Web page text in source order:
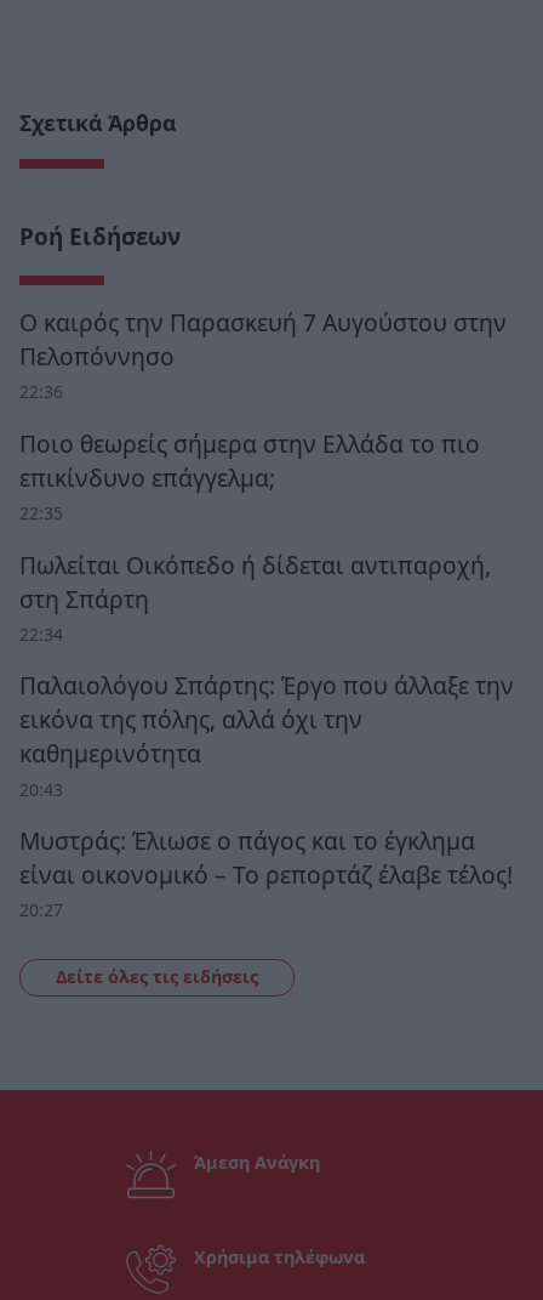
Σχετικά Άρθρα
Ροή Ειδήσεων
Ο καιρός την Παρασκευή 7 Αυγούστου στην
Πελοπόννησο
22:36
Ποιο θεωρείς σήμερα στην Ελλάδα το πιο
επικίνδυνο επάγγελμα;
22:35
Πωλείται Οικόπεδο ή δίδεται αντιπαροχή,
στη Σπάρτη
22:34
Παλαιολόγου Σπάρτης: Έργο που άλλαξε την
εικόνα της πόλης, αλλά όχι την
καθημερινότητα
20:43
Μυστράς: Έλιωσε ο πάγος και το έγκλημα
είναι οικονομικό – Το ρεπορτάζ έλαβε τέλος!
20:27
Δείτε όλες τις ειδήσεις
Άμεση Ανάγκη
Χρήσιμα τηλέφωνα